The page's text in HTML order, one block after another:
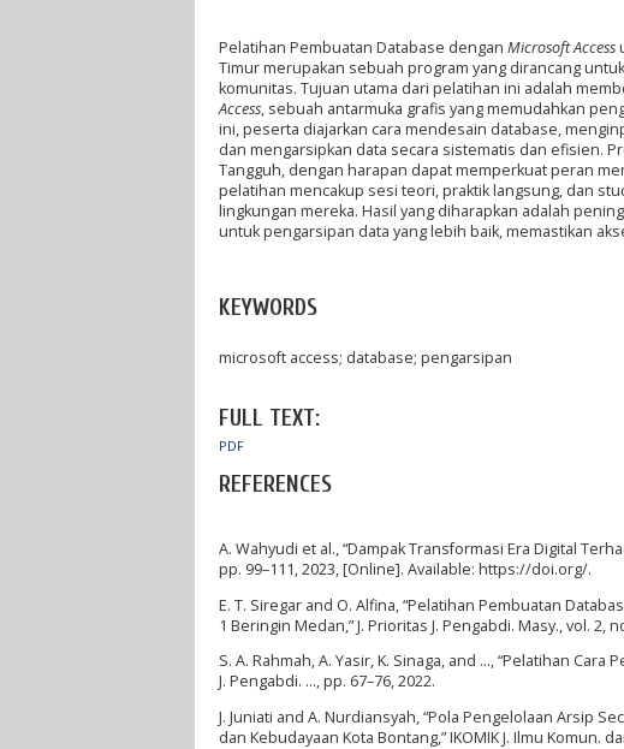
Pelatihan Pembuatan Database dengan Microsoft Access
Timur merupakan sebuah program yang dirancang
komunitas. Tujuan utama dari pelatihan ini adalah
Access, sebuah antarmuka grafis yang memudahkan
ini, peserta diajarkan cara mendesain database,
dan mengarsipkan data secara sistematis dan efisien.
Tangguh, dengan harapan dapat memperkuat peran
pelatihan mencakup sesi teori, praktik langsung, dan
lingkungan mereka. Hasil yang diharapkan adalah
untuk pengarsipan data yang lebih baik, memastikan
KEYWORDS
microsoft access; database; pengarsipan
FULL TEXT:
PDF
REFERENCES
A. Wahyudi et al., “Dampak Transformasi Era Digital
pp. 99–111, 2023, [Online]. Available: https://doi.org/.
E. T. Siregar and O. Alfina, “Pelatihan Pembuatan
1 Beringin Medan,” J. Prioritas J. Pengabdi. Masy., vol. 2,
S. A. Rahmah, A. Yasir, K. Sinaga, and ..., “Pelatihan
J. Pengabdi. …, pp. 67–76, 2022.
J. Juniati and A. Nurdiansyah, “Pola Pengelolaan Arsip
dan Kebudayaan Kota Bontang,” IKOMIK J. Ilmu Komun.